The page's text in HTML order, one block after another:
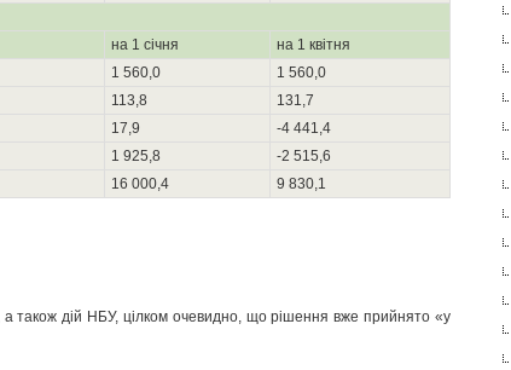
на 1 січня
на 1 квітня
1 560,0
1 560,0
113,8
131,7
17,9
-4 441,4
1 925,8
-2 515,6
16 000,4 9 830,1
також дій НБУ, цілком очевидно, що рішення вже прийнято «у